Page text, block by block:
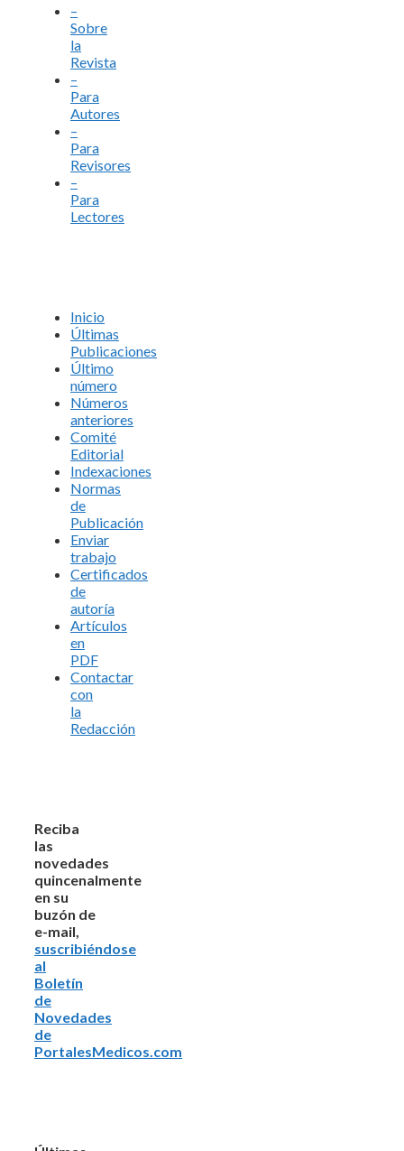
–
Sobre
la
Revista
–
Para
Autores
–
Para
Revisores
–
Para
Lectores
Inicio
Últimas
Publicaciones
Último
número
Números
anteriores
Comité
Editorial
Indexaciones
Normas
de
Publicación
Enviar
trabajo
Certificados
de
autoría
Artículos
en
PDF
Contactar
con
la
Redacción
Reciba
las
novedades
quincenalmente
en su
buzón de
e-mail,
suscribiéndose
al
Boletín
de
Novedades
de
PortalesMedicos.com